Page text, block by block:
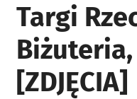
Targi
[ZDJĘCIA]